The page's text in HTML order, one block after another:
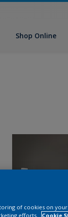
Shop Online
of cookies on
efforts.
Cookie